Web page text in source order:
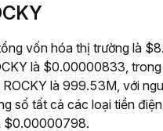
vốn hóa thị trường là
là $0.00000833,
là 999.53M, với
số tất cả các loại tiền
$0.00000798.